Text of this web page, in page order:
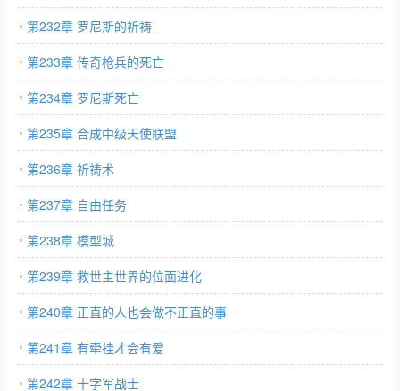
第232章 罗尼斯的祈祷
第233章 传奇枪兵的死亡
第234章 罗尼斯死亡
第235章 合成中级天使联盟
第236章 祈祷术
第237章 自由任务
第238章 模型城
第239章 救世主世界的位面进化
第240章 正直的人也会做不正直的事
第241章 有牵挂才会有爱
第242章 十字军战士